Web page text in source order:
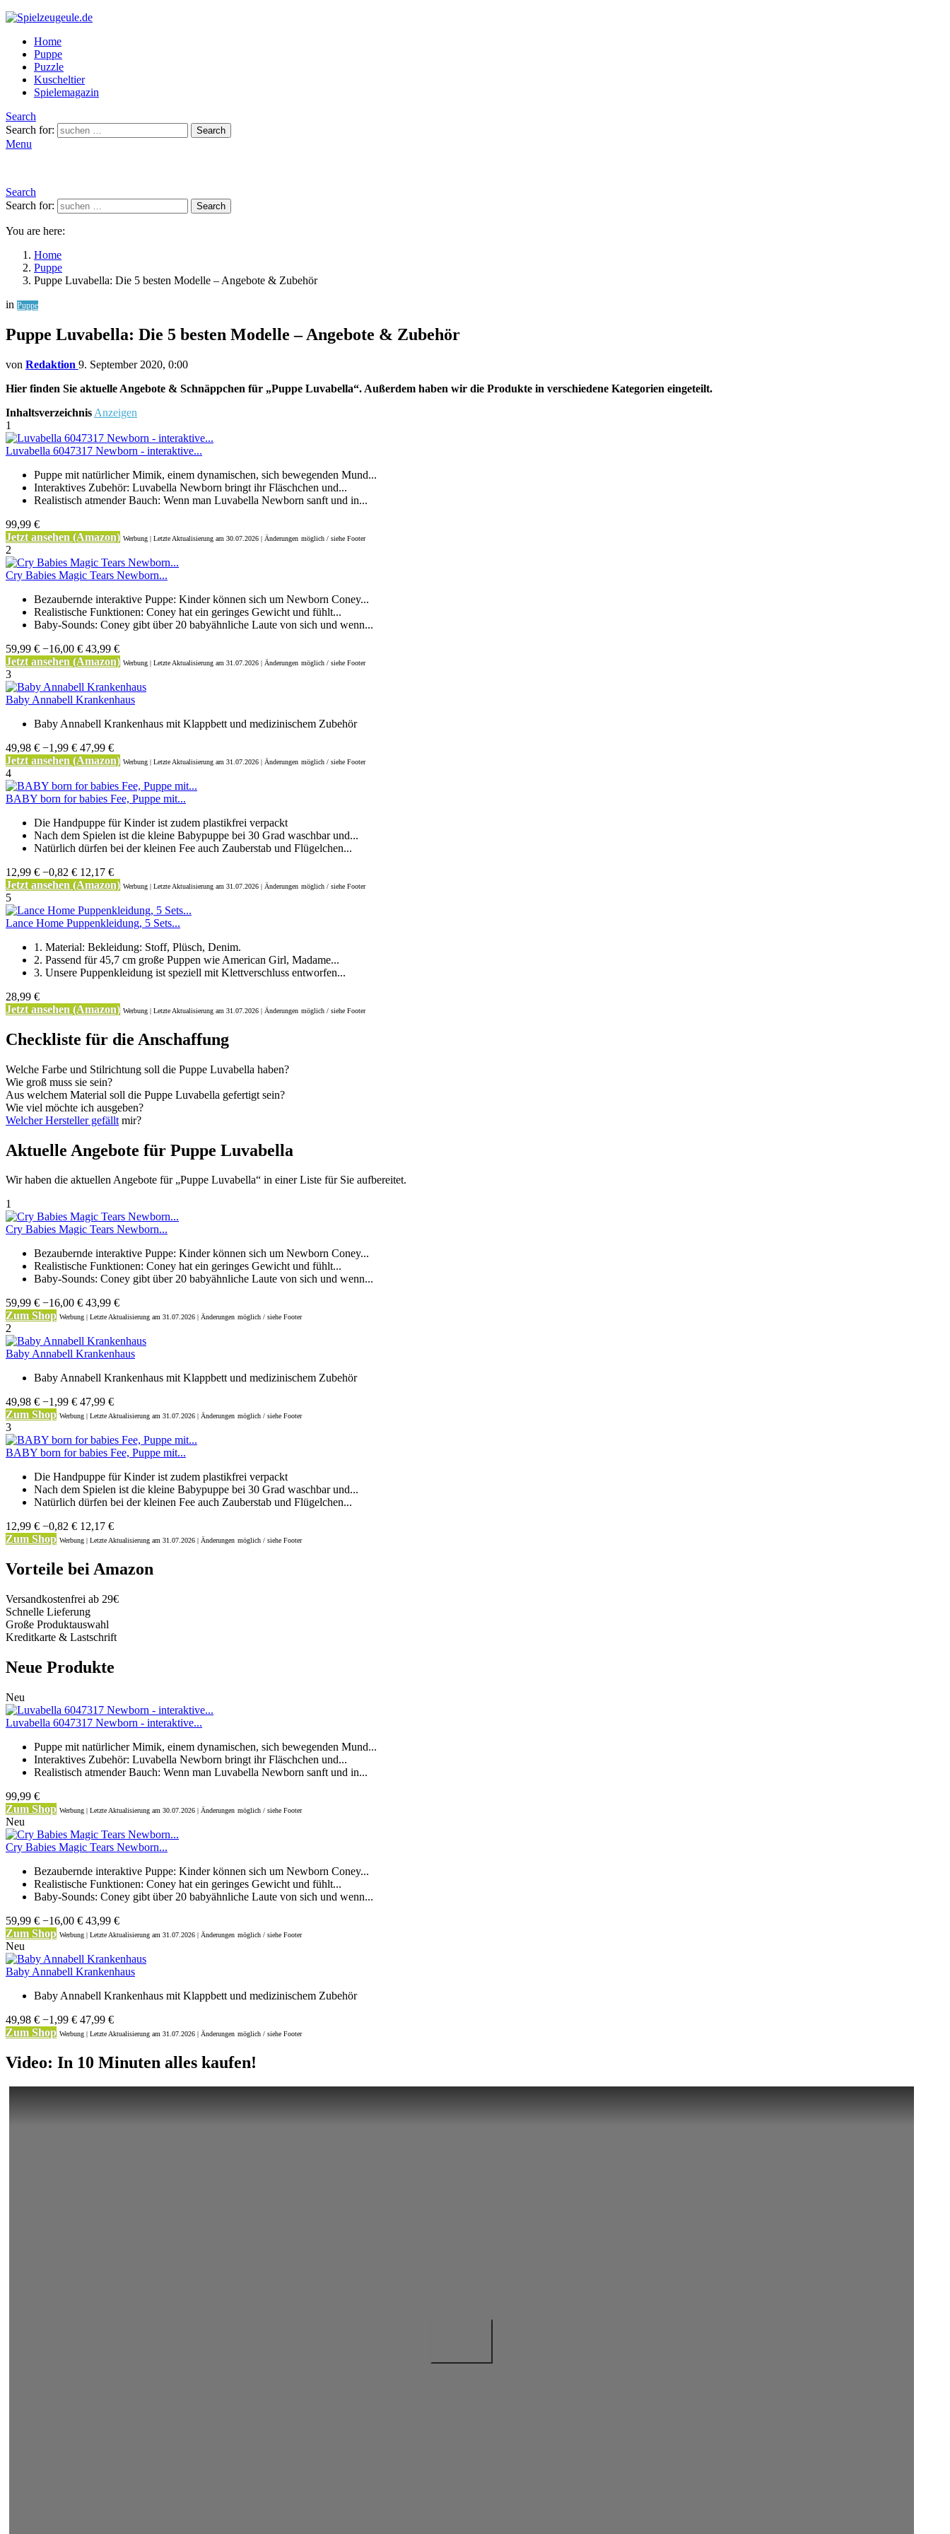
Home
Puppe
Puzzle
Kuscheltier
Spielemagazin
Search
Search for:
Search
Menu
Search
Search for:
Search
You are here:
Home
Puppe
Puppe Luvabella: Die 5 besten Modelle – Angebote & Zubehör
in Puppe
Puppe Luvabella: Die 5 besten Modelle – Angebote & Zubehör
von Redaktion 9. September 2020, 0:00
Hier finden Sie aktuelle Angebote & Schnäppchen für „Puppe Luvabella“. Außerdem haben wir die Produkte in verschiedene Kategorien eingeteilt.
Inhaltsverzeichnis Anzeigen
1
Luvabella 6047317 Newborn - interaktive...
Puppe mit natürlicher Mimik, einem dynamischen, sich bewegenden Mund...
Interaktives Zubehör: Luvabella Newborn bringt ihr Fläschchen und...
Realistisch atmender Bauch: Wenn man Luvabella Newborn sanft und in...
99,99 €
Jetzt ansehen (Amazon) Werbung | Letzte Aktualisierung am 30.07.2026 | Änderungen möglich / siehe Footer
2
Cry Babies Magic Tears Newborn...
Bezaubernde interaktive Puppe: Kinder können sich um Newborn Coney...
Realistische Funktionen: Coney hat ein geringes Gewicht und fühlt...
Baby-Sounds: Coney gibt über 20 babyähnliche Laute von sich und wenn...
59,99 € −16,00 € 43,99 €
Jetzt ansehen (Amazon) Werbung | Letzte Aktualisierung am 31.07.2026 | Änderungen möglich / siehe Footer
3
Baby Annabell Krankenhaus
Baby Annabell Krankenhaus mit Klappbett und medizinischem Zubehör
49,98 € −1,99 € 47,99 €
Jetzt ansehen (Amazon) Werbung | Letzte Aktualisierung am 31.07.2026 | Änderungen möglich / siehe Footer
4
BABY born for babies Fee, Puppe mit...
Die Handpuppe für Kinder ist zudem plastikfrei verpackt
Nach dem Spielen ist die kleine Babypuppe bei 30 Grad waschbar und...
Natürlich dürfen bei der kleinen Fee auch Zauberstab und Flügelchen...
12,99 € −0,82 € 12,17 €
Jetzt ansehen (Amazon) Werbung | Letzte Aktualisierung am 31.07.2026 | Änderungen möglich / siehe Footer
5
Lance Home Puppenkleidung, 5 Sets...
1. Material: Bekleidung: Stoff, Plüsch, Denim.
2. Passend für 45,7 cm große Puppen wie American Girl, Madame...
3. Unsere Puppenkleidung ist speziell mit Klettverschluss entworfen...
28,99 €
Jetzt ansehen (Amazon) Werbung | Letzte Aktualisierung am 31.07.2026 | Änderungen möglich / siehe Footer
Checkliste für die Anschaffung
Welche Farbe und Stilrichtung soll die Puppe Luvabella haben?
Wie groß muss sie sein?
Aus welchem Material soll die Puppe Luvabella gefertigt sein?
Wie viel möchte ich ausgeben?
Welcher Hersteller gefällt mir?
Aktuelle Angebote für Puppe Luvabella
Wir haben die aktuellen Angebote für „Puppe Luvabella“ in einer Liste für Sie aufbereitet.
1
Cry Babies Magic Tears Newborn...
Bezaubernde interaktive Puppe: Kinder können sich um Newborn Coney...
Realistische Funktionen: Coney hat ein geringes Gewicht und fühlt...
Baby-Sounds: Coney gibt über 20 babyähnliche Laute von sich und wenn...
59,99 € −16,00 € 43,99 €
Zum Shop Werbung | Letzte Aktualisierung am 31.07.2026 | Änderungen möglich / siehe Footer
2
Baby Annabell Krankenhaus
Baby Annabell Krankenhaus mit Klappbett und medizinischem Zubehör
49,98 € −1,99 € 47,99 €
Zum Shop Werbung | Letzte Aktualisierung am 31.07.2026 | Änderungen möglich / siehe Footer
3
BABY born for babies Fee, Puppe mit...
Die Handpuppe für Kinder ist zudem plastikfrei verpackt
Nach dem Spielen ist die kleine Babypuppe bei 30 Grad waschbar und...
Natürlich dürfen bei der kleinen Fee auch Zauberstab und Flügelchen...
12,99 € −0,82 € 12,17 €
Zum Shop Werbung | Letzte Aktualisierung am 31.07.2026 | Änderungen möglich / siehe Footer
Vorteile bei Amazon
Versandkostenfrei ab 29€
Schnelle Lieferung
Große Produktauswahl
Kreditkarte & Lastschrift
Neue Produkte
Neu
Luvabella 6047317 Newborn - interaktive...
Puppe mit natürlicher Mimik, einem dynamischen, sich bewegenden Mund...
Interaktives Zubehör: Luvabella Newborn bringt ihr Fläschchen und...
Realistisch atmender Bauch: Wenn man Luvabella Newborn sanft und in...
99,99 €
Zum Shop Werbung | Letzte Aktualisierung am 30.07.2026 | Änderungen möglich / siehe Footer
Neu
Cry Babies Magic Tears Newborn...
Bezaubernde interaktive Puppe: Kinder können sich um Newborn Coney...
Realistische Funktionen: Coney hat ein geringes Gewicht und fühlt...
Baby-Sounds: Coney gibt über 20 babyähnliche Laute von sich und wenn...
59,99 € −16,00 € 43,99 €
Zum Shop Werbung | Letzte Aktualisierung am 31.07.2026 | Änderungen möglich / siehe Footer
Neu
Baby Annabell Krankenhaus
Baby Annabell Krankenhaus mit Klappbett und medizinischem Zubehör
49,98 € −1,99 € 47,99 €
Zum Shop Werbung | Letzte Aktualisierung am 31.07.2026 | Änderungen möglich / siehe Footer
Video: In 10 Minuten alles kaufen!